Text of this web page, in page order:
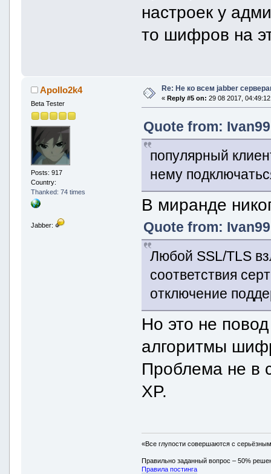
настроек у
то шифров на
Apollo2k4
Beta Tester
Posts: 917
Country:
Thanked: 74 times
Jabber:
Re: Не ко всем jabber
« Reply #5 on: 29 08 2017,
Quote from:
популярный
нему
В миранде
Quote from:
Любой SSL/TLS
соответствия
отключение
Но это не
алгоритмы
Проблема не в
XP.
«Все глупости совершаются с
Правильно заданный вопрос – 50%
Правила постинга